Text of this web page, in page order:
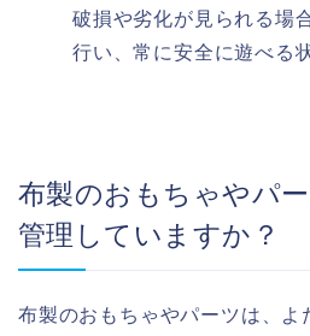
破損や劣化が見られる場
行い、常に安全に遊べる
布製のおもちゃやパ
管理していますか？
布製のおもちゃやパーツは、よ